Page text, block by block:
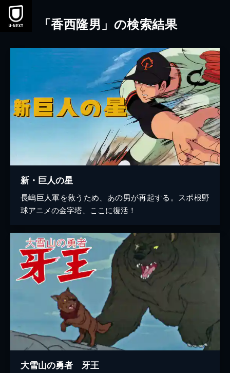
本文へスキップ
「香西隆男」の検索結果
新・巨人の星
長嶋巨人軍を救うため、あの男が再起する。スポ根野
球アニメの金字塔、ここに復活！
大雪山の勇者 牙王